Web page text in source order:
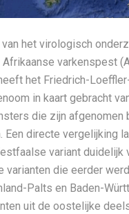
van het virologisch
Afrikaanse varkenspest
het Friedrich-
in kaart gebracht
die zijn afgenomen
Een directe vergelijking
variant duidelijk
varianten die eerder
Palts en Baden-
uit de oostelijke